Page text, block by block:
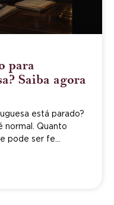
para
Saiba agora
está parado?
normal. Quanto
pode ser fe…